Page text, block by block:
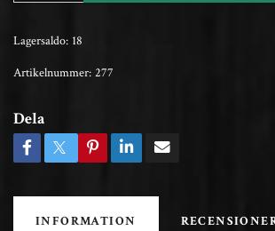
Lagersaldo: 18
Artikelnummer: 277
Dela
INFORMATION